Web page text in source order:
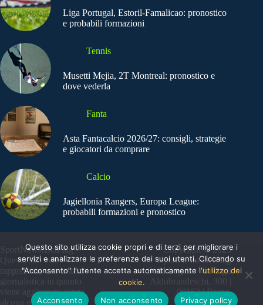
Liga Portugal, Estoril-Famalicao: pronostico
e probabili formazioni
Tennis
Musetti Mejia, 2T Montreal: pronostico e
dove vederla
Fanta
Asta Fantacalcio 2026/27: consigli, strategie
e giocatori da comprare
Calcio
Jagiellonia Rangers, Europa League:
probabili formazioni e pronostico
SportNews.BetFlag -
Questo sito non
rappresenta una testata
giornalistica in quanto
viene aggiornato senza
alcuna periodicità
Copyright © 2025
SportNews BetFlag
Sede Legale: Via degli
Aldobrandeschi, 300 |
00163 | Roma
Questo sito utilizza cookie propri e di terzi per migliorare i
servizi e analizzare le preferenze dei suoi utenti. Cliccando su
"Acconsento" l'utente accetta automaticamente l'utilizzo dei
cookie.
Acconsento
Non acconsento Privacy policy